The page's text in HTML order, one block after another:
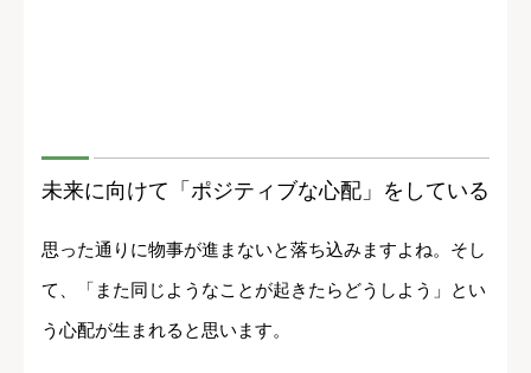
未来に向けて「ポジティブな心配」をしている
思った通りに物事が進まないと落ち込みますよね。そし
て、「また同じようなことが起きたらどうしよう」とい
う心配が生まれると思います。